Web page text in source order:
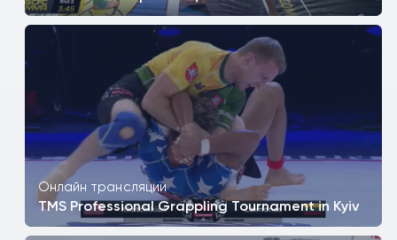
Онлайн трансляции
TMS Professional Grappling Tournament in Kyiv